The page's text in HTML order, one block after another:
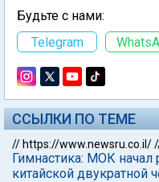
Будьте с нами:
Telegram
ССЫЛКИ ПО ТЕМЕ
// https://www.newsru.co.il/
Гимнастика: МОК
китайской двукратной